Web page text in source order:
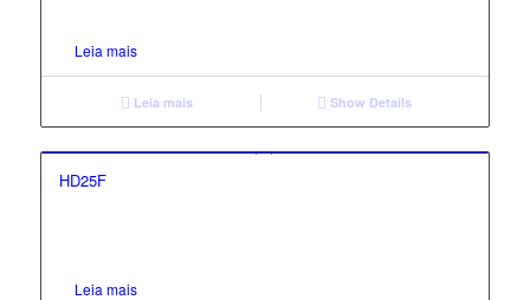
Leia mais
Leia mais Show Details
HD25F
Leia mais